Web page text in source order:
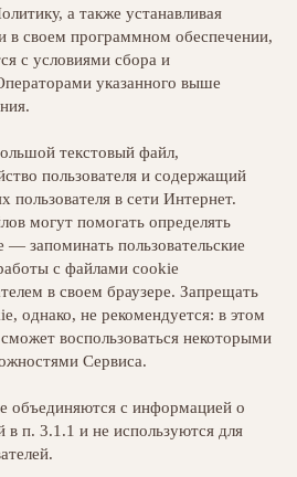
а также устанавливая
в своем программном обеспечении,
с условиями сбора и
указанного выше
текстовый файл,
пользователя и содержащий
в сети Интернет.
могут помогать определять
запоминать пользовательские
с файлами cookie
в своем браузере. Запрещать
однако, не рекомендуется: в этом
воспользоваться некоторыми
Сервиса.
объединяются с информацией о
в п. 3.1.1 и не используются для